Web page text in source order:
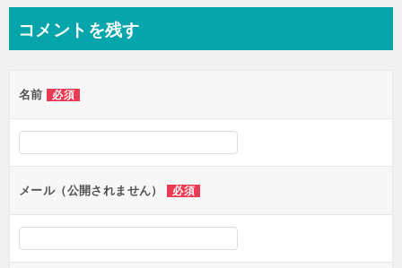
ビ
ー
シ
ン
コメントを残す
名前 必須
メール（公開されません） 必須